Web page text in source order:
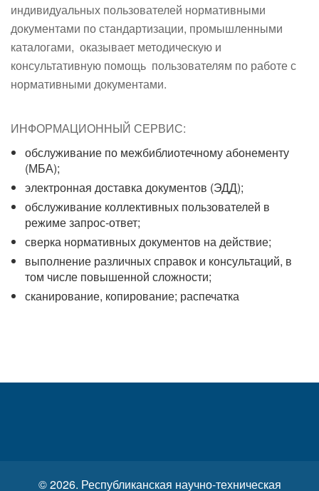
индивидуальных пользователей нормативными
документами по стандартизации, промышленными
каталогами, оказывает методическую и
консультативную помощь пользователям по работе с
нормативными документами.
ИНФОРМАЦИОННЫЙ СЕРВИС:
обслуживание по межбиблиотечному абонементу
(МБА);
электронная доставка документов (ЭДД);
обслуживание коллективных пользователей в
режиме запрос-ответ;
сверка нормативных документов на действие;
выполнение различных справок и консультаций, в
том числе повышенной сложности;
сканирование, копирование; распечатка
© 2026. Республиканская научно-техническая